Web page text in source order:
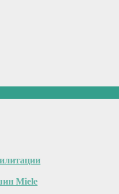
Miele